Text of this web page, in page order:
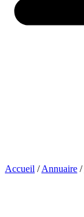
Accueil / Annuaire /